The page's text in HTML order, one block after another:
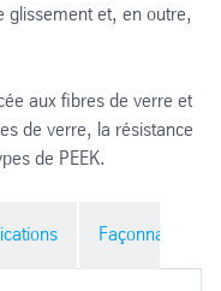
glissement et, en outre,
aux fibres de verre et
de verre, la résistance
de PEEK.
Façonnages